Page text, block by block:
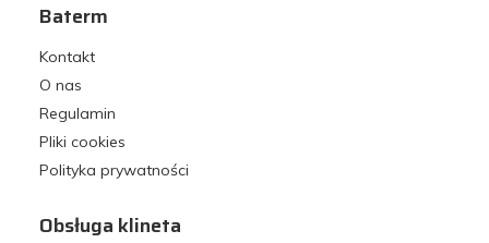
Baterm
Kontakt
O nas
Regulamin
Pliki cookies
Polityka prywatności
Obsługa klineta